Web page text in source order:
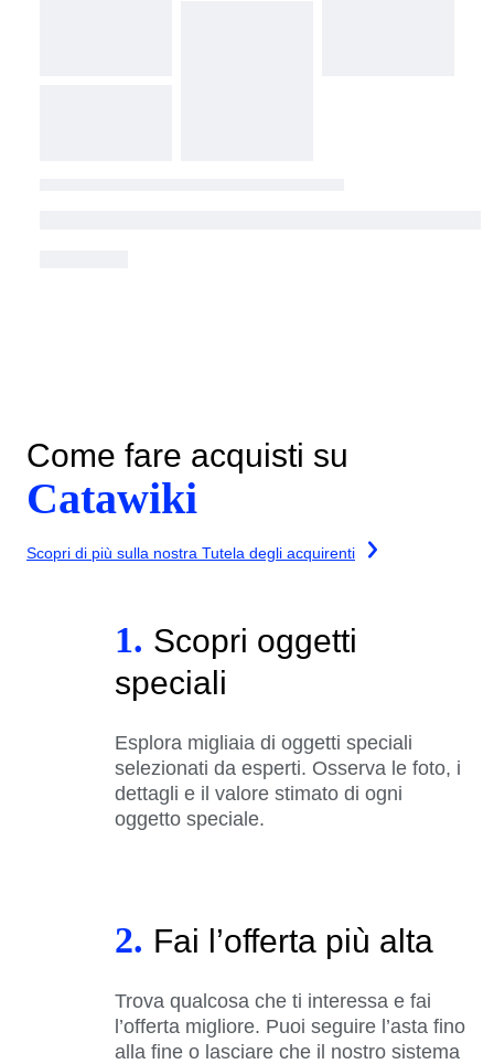
Come fare acquisti su
Catawiki
Scopri di più sulla nostra Tutela degli acquirenti
1. Scopri oggetti
speciali
Esplora migliaia di oggetti speciali
selezionati da esperti. Osserva le foto, i
dettagli e il valore stimato di ogni
oggetto speciale.
2. Fai l’offerta più alta
Trova qualcosa che ti interessa e fai
l’offerta migliore. Puoi seguire l’asta fino
alla fine o lasciare che il nostro sistema